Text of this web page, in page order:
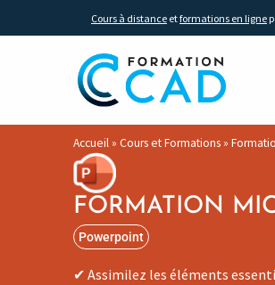
Cours à distance etformations en ligne
Accueil» Cours et Formations»
FORMATION
Powerpoint
Assimilez les éléments